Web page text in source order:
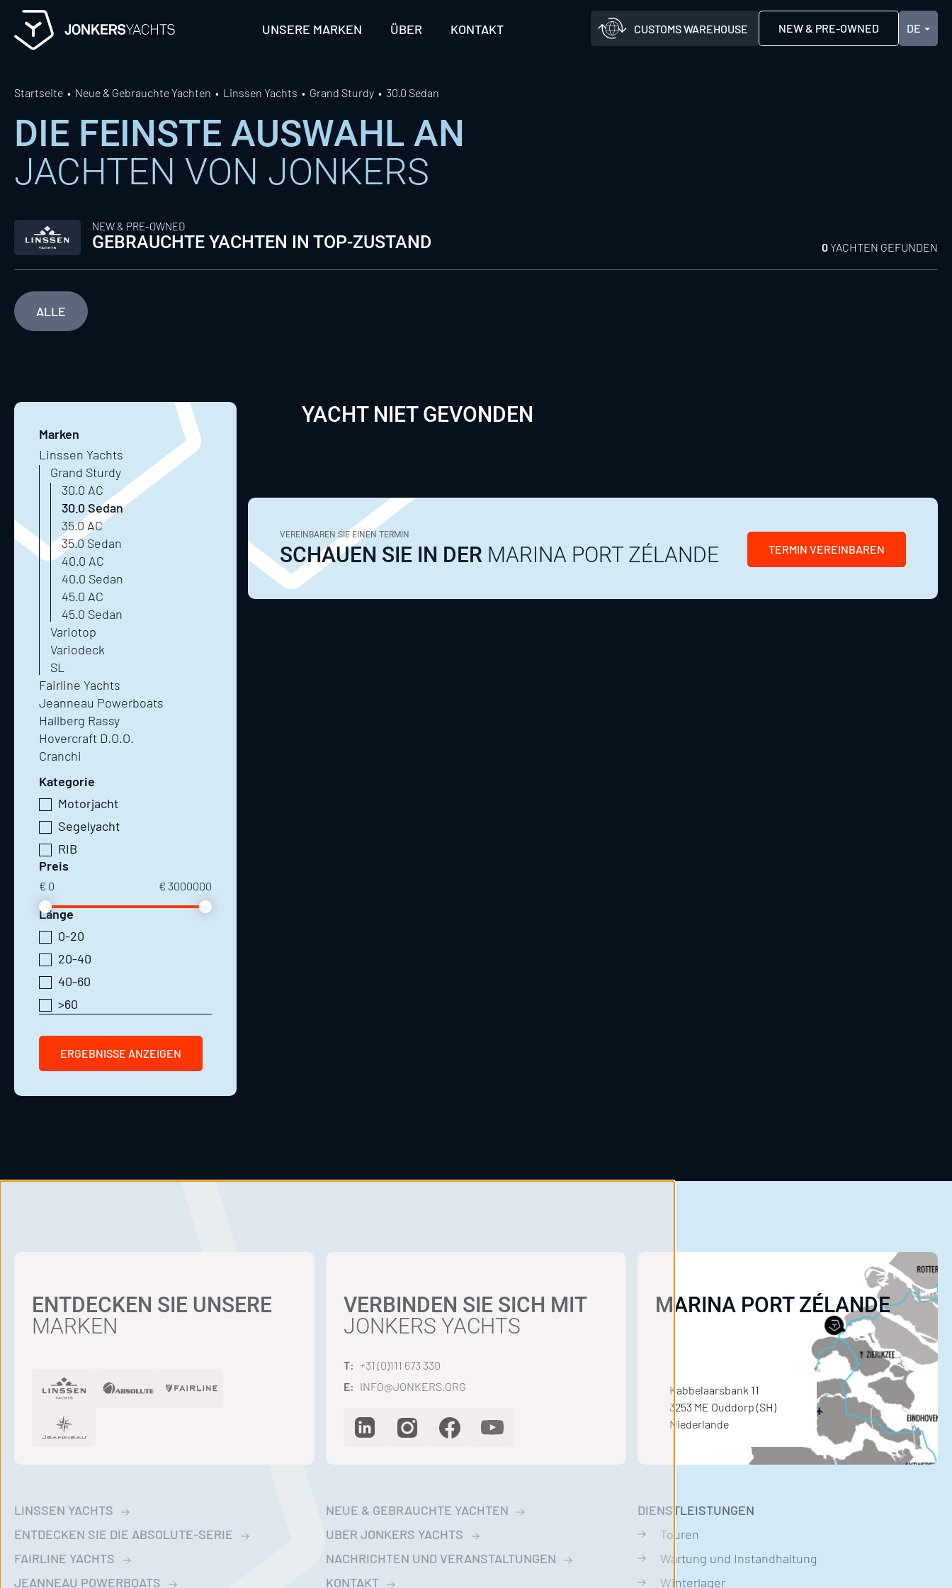
content
UNSERE MARKEN ÜBER KONTAKT CUSTOMS WAREHOUSE NEW & PRE-OWNED
Startseite Neue & Gebrauchte Yachten Linssen Yachts Grand Sturdy 30.0 Sedan
DIE FEINSTE AUSWAHL AN
JACHTEN VON JONKERS
NEW & PRE-OWNED
GEBRAUCHTE YACHTEN IN TOP-ZUSTAND 0YACHTEN GEFUNDEN
ALLE
Marken
Linssen Yachts
Grand Sturdy
30.0 AC
30.0 Sedan
35.0 AC
35.0 Sedan
40.0 AC
40.0 Sedan
45.0 AC
45.0 Sedan
Variotop
Variodeck
SL
Fairline Yachts
Jeanneau Powerboats
Hallberg Rassy
Hovercraft D.O.O.
Cranchi
Kategorie
Motorjacht
Segelyacht
RIB
Preis
€ 0 € 3000000
Länge
0-20
20-40
40-60
>60
ERGEBNISSE ANZEIGEN
YACHT NIET GEVONDEN
VEREINBAREN SIE EINEN TERMIN
SCHAUEN SIE IN DER MARINA PORT ZÉLANDE TERMIN VEREINBAREN
ENTDECKEN SIE UNSERE
MARKEN
VERBINDEN SIE SICH MIT
JONKERS YACHTS
T: +31 (0)111 673 330
E: INFO@JONKERS.ORG
MARINA PORT ZÉLANDE
Kabbelaarsbank 11
3253 ME Ouddorp (SH)
Niederlande
LINSSEN YACHTS
ENTDECKEN SIE DIE ABSOLUTE-SERIE
FAIRLINE YACHTS
JEANNEAU POWERBOATS
NEUE & GEBRAUCHTE YACHTEN
UBER JONKERS YACHTS
NACHRICHTEN UND VERANSTALTUNGEN
KONTAKT
DIENSTLEISTUNGEN
Touren
Wartung und Instandhaltung
Winterlager